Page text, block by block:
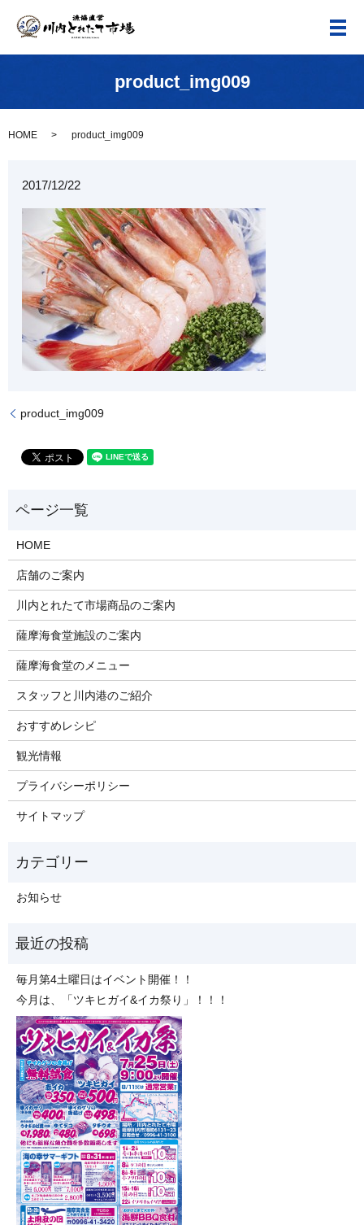
メ
product_img009
HOME product_img009
2017/12/22
product_img009
HOME
店舗のご案内
川内とれたて市場商品のご案内
薩摩海食堂施設のご案内
薩摩海食堂のメニュー
スタッフと川内港のご紹介
おすすめレシピ
観光情報
プライバシーポリシー
サイトマップ
お知らせ
毎月第4土曜日はイベント開催！！
今月は、「ツキヒガイ&イカ祭り」！！！